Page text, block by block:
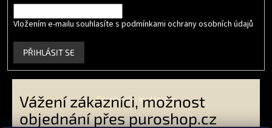
Vážení zákazníci, možnost
objednání přes puroshop.cz
Vložením e-mailu souhlasíte s podmínkami ochrany osobních údajů
PŘIHLÁSIT SE
Facebook Instagram